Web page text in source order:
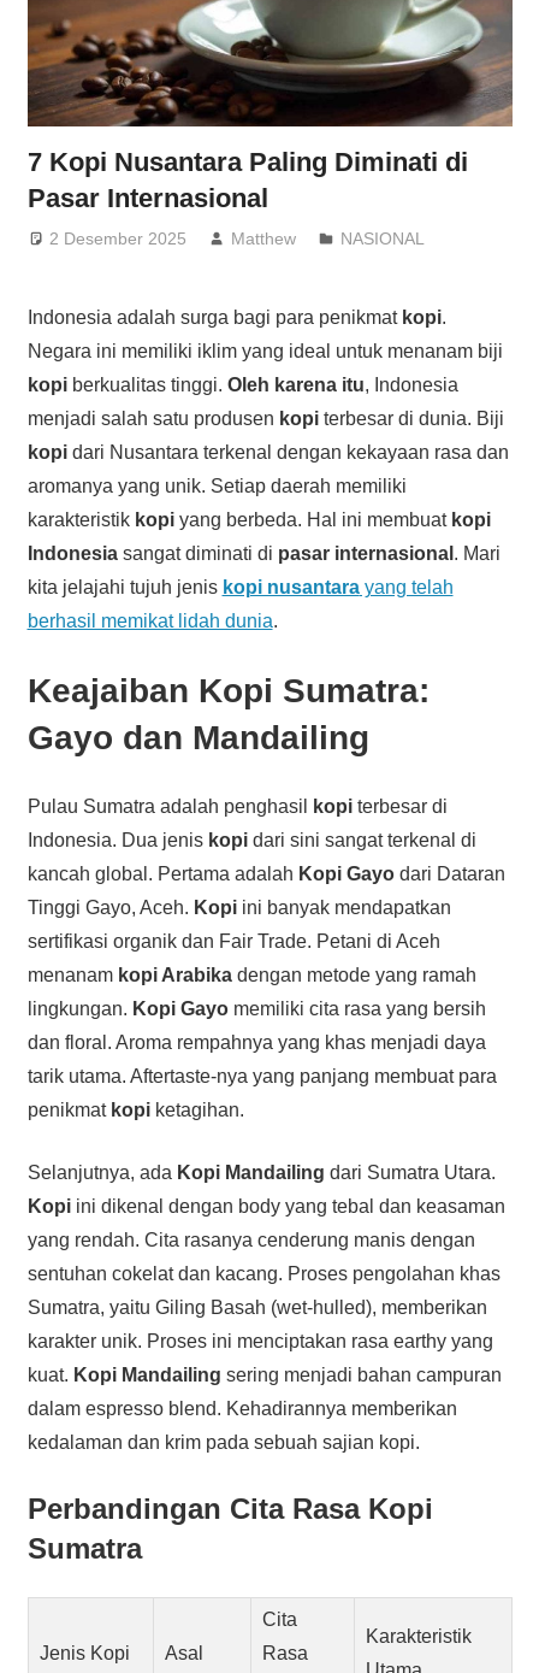
7 Kopi Nusantara Paling Diminati di
Pasar Internasional
2 Desember 2025 Matthew NASIONAL
Indonesia adalah surga bagi para penikmat kopi.
Negara ini memiliki iklim yang ideal untuk menanam biji
kopiberkualitas tinggi. Oleh karena itu, Indonesia
menjadi salah satu produsen kopiterbesar di dunia. Biji
kopidari Nusantara terkenal dengan kekayaan rasa dan
aromanya yang unik. Setiap daerah memiliki
karakteristik kopiyang berbeda. Hal ini membuat kopi
Indonesiasangat diminati di pasar internasional . Mari
kita jelajahi tujuh jenis kopi nusantarayang telah
berhasil memikat lidah dunia.
Keajaiban Kopi Sumatra:
Gayo dan Mandailing
Pulau Sumatra adalah penghasil kopiterbesar di
Indonesia. Dua jenis kopidari sini sangat terkenal di
kancah global. Pertama adalah Kopi Gayodari Dataran
Tinggi Gayo, Aceh. Kopiini banyak mendapatkan
sertifikasi organik dan Fair Trade. Petani di Aceh
menanam kopi Arabikadengan metode yang ramah
lingkungan. Kopi Gayomemiliki cita rasa yang bersih
dan floral. Aroma rempahnya yang khas menjadi daya
tarik utama. Aftertaste-nya yang panjang membuat para
penikmat kopiketagihan.
Selanjutnya, ada Kopi Mandailing dari Sumatra Utara.
Kopiini dikenal dengan body yang tebal dan keasaman
yang rendah. Cita rasanya cenderung manis dengan
sentuhan cokelat dan kacang. Proses pengolahan khas
Sumatra, yaitu Giling Basah (wet-hulled), memberikan
karakter unik. Proses ini menciptakan rasa earthy yang
kuat. Kopi Mandailing sering menjadi bahan campuran
dalam espresso blend. Kehadirannya memberikan
kedalaman dan krim pada sebuah sajian kopi.
Perbandingan Cita Rasa Kopi
Sumatra
Jenis Kopi Asal
Cita
Rasa
Karakteristik